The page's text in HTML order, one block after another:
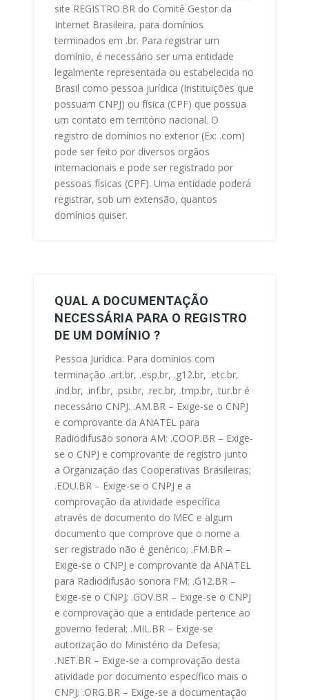
site REGISTRO.BR do Comitê Gestor da
Internet Brasileira, para domínios
terminados em .br. Para registrar um
domínio, é necessário ser uma entidade
legalmente representada ou estabelecida no
Brasil como pessoa jurídica (Instituições que
possuam CNPJ) ou física (CPF) que possua
um contato em território nacional. O
registro de domínios no exterior (Ex: .com)
pode ser feito por diversos orgãos
internacionais e pode ser registrado por
pessoas físicas (CPF). Uma entidade poderá
registrar, sob um extensão, quantos
domínios quiser.
QUAL A DOCUMENTAÇÃO
NECESSÁRIA PARA O REGISTRO
DE UM DOMÍNIO ?
Pessoa Jurídica: Para domínios com
terminação .art.br, .esp.br, .g12.br, .etc.br,
.ind.br, .inf.br, .psi.br, .rec.br, .tmp.br, .tur.br é
necessário CNPJ. .AM.BR – Exige-se o CNPJ
e comprovante da ANATEL para
Radiodifusão sonora AM; .COOP.BR – Exige-
se o CNPJ e comprovante de registro junto
a Organização das Cooperativas Brasileiras;
.EDU.BR – Exige-se o CNPJ e a
comprovação da atividade específica
através de documento do MEC e algum
documento que comprove que o nome a
ser registrado não é genérico; .FM.BR –
Exige-se o CNPJ e comprovante da ANATEL
para Radiodifusão sonora FM; .G12.BR –
Exige-se o CNPJ; .GOV.BR – Exige-se o CNPJ
e comprovação que a entidade pertence ao
governo federal; .MIL.BR – Exige-se
autorização do Ministério da Defesa;
.NET.BR – Exige-se a comprovação desta
atividade por documento específico mais o
CNPJ; .ORG.BR – Exige-se a documentação